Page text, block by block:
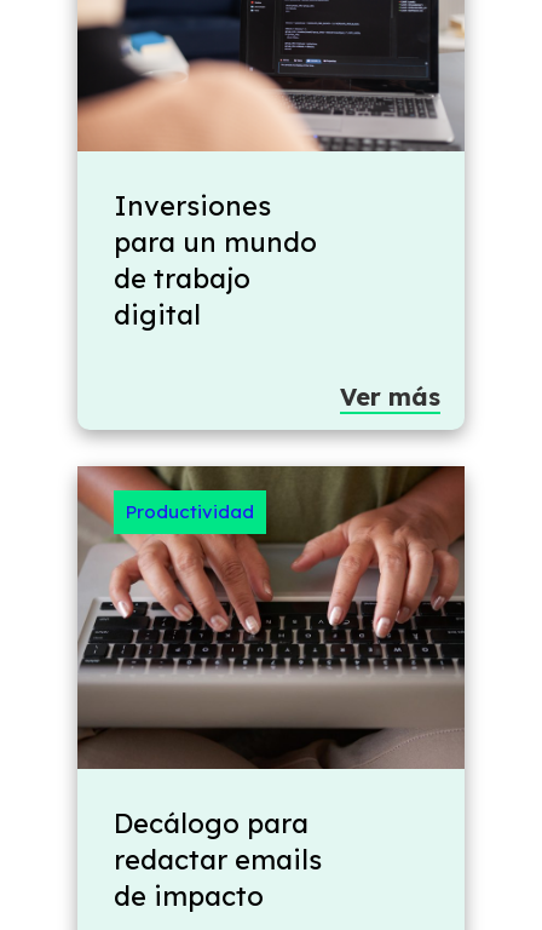
Inversiones
para un mundo
de trabajo
digital
Ver más
Productividad
Decálogo para
redactar emails
de impacto